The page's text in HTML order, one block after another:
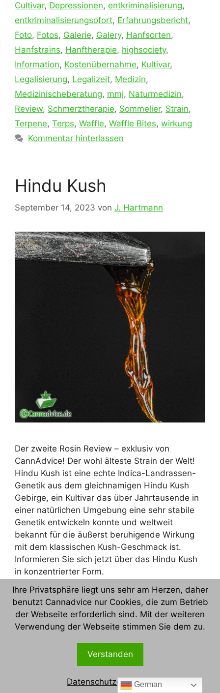
Cultivar, Depressionen, entkriminalisierung,
entkriminalisierungsofort, Erfahrungsbericht,
Foto, Fotos, Galerie, Galery, Hanfsorten,
Hanfstrains, Hanftherapie, highsociety,
Information, Kostenübernahme, Kultivar,
Legalisierung, Legalizeit, Medizin,
Medizinischeberatung, mmj, Naturmedizin,
Review, Schmerztherapie, Sommelier, Strain,
Terpene, Terps, Waffle, Waffle Bites, wirkung
Kommentar hinterlassen
Hindu Kush
September 14, 2023 von J. Hartmann
Der zweite Rosin Review – exklusiv von
CannAdvice! Der wohl älteste Strain der Welt!
Hindu Kush ist eine echte Indica-Landrassen-
Genetik aus dem gleichnamigen Hindu Kush
Gebirge, ein Kultivar das über Jahrtausende in
einer natürlichen Umgebung eine sehr stabile
Genetik entwickeln konnte und weltweit
bekannt für die äußerst beruhigende Wirkung
mit dem klassischen Kush-Geschmack ist.
Informieren Sie sich jetzt über das Hindu Kush
in konzentrierter Form.
Kategorien
Strain Reviews
Schlagwörter
420,710, Angststörung,Beratung,Bericht,
Bild,Bilder ,Bud, Budporn, Buds,Cannabinoid,
Cannabinoidberatung,Cannabis,
cannabiscommunity
Cannabissommelier,
Depressionen,
Ihre Privatsphäre liegt uns sehr am Herzen, daher
benutzt Cannadvice nur Cookies, die zum Betrieb
der Webseite erforderlich sind. Mit der weiteren
Verwendung der Webseite stimmen Sie dem zu.
Verstanden
Datenschutzerklärung
German